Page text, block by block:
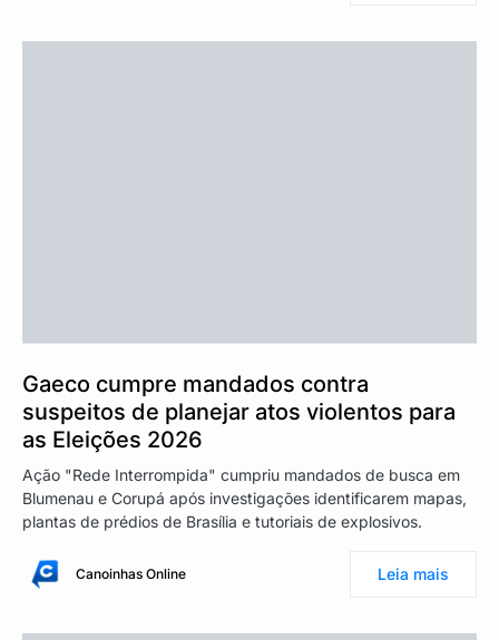
Gaeco cumpre mandados contra
suspeitos de planejar atos violentos para
as Eleições 2026
Ação "Rede Interrompida" cumpriu mandados de busca em
Blumenau e Corupá após investigações identificarem mapas,
plantas de prédios de Brasília e tutoriais de explosivos.
Canoinhas Online Leia mais